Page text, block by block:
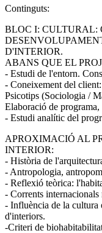
Continguts:
BLOC I: CULTURAL:
D'INTERIOR.
ABANS QUE EL
- Estudi de l'entorn.
- Coneixement del client:
Psicotips (Sociologia /
Elaboració de
- Estudi analític del
APROXIMACIÓ AL
INTERIOR:
- Història de
- Antropologia,
- Reflexió teòrica:
- Corrents internacionals
- Influència de la cultura
d'interiors.
-Criteri de